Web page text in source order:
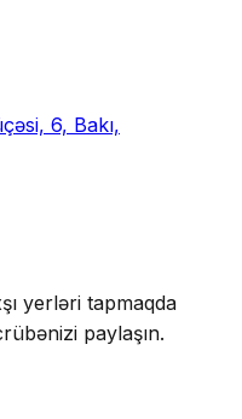
6, Bakı,
yerləri tapmaqda
paylaşın.